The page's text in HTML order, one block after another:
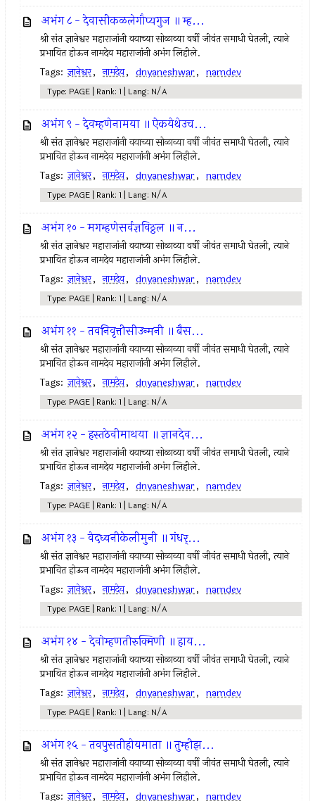
अभंग ८ - देवासीकळलेगौप्यगुज ॥ म्ह...
श्री संत ज्ञानेश्वर महाराजांनी वयाच्या सोळाव्या वर्षी जीवंत समाधी घेतली, त्याने
प्रभावित होऊन नामदेव महाराजांनी अभंग लिहीले.
Tags: ज्ञानेश्वर, नामदेव, dnyaneshwar, namdev
Type: PAGE | Rank: 1 | Lang: N/A
अभंग ९ - देवम्हणेनामया ॥ ऐकयेथेउच...
श्री संत ज्ञानेश्वर महाराजांनी वयाच्या सोळाव्या वर्षी जीवंत समाधी घेतली, त्याने
प्रभावित होऊन नामदेव महाराजांनी अभंग लिहीले.
Tags: ज्ञानेश्वर, नामदेव, dnyaneshwar, namdev
Type: PAGE | Rank: 1 | Lang: N/A
अभंग १० - मगम्हणेसर्वज्ञविठ्ठल ॥ न...
श्री संत ज्ञानेश्वर महाराजांनी वयाच्या सोळाव्या वर्षी जीवंत समाधी घेतली, त्याने
प्रभावित होऊन नामदेव महाराजांनी अभंग लिहीले.
Tags: ज्ञानेश्वर, नामदेव, dnyaneshwar, namdev
Type: PAGE | Rank: 1 | Lang: N/A
अभंग ११ - तवनिवृत्तीसीउन्मनी ॥ बैस...
श्री संत ज्ञानेश्वर महाराजांनी वयाच्या सोळाव्या वर्षी जीवंत समाधी घेतली, त्याने
प्रभावित होऊन नामदेव महाराजांनी अभंग लिहीले.
Tags: ज्ञानेश्वर, नामदेव, dnyaneshwar, namdev
Type: PAGE | Rank: 1 | Lang: N/A
अभंग १२ - हस्तठेवीमाथया ॥ ज्ञानदेव...
श्री संत ज्ञानेश्वर महाराजांनी वयाच्या सोळाव्या वर्षी जीवंत समाधी घेतली, त्याने
प्रभावित होऊन नामदेव महाराजांनी अभंग लिहीले.
Tags: ज्ञानेश्वर, नामदेव, dnyaneshwar, namdev
Type: PAGE | Rank: 1 | Lang: N/A
अभंग १३ - वेदध्वनीकेलीमुनी ॥ गंधर्...
श्री संत ज्ञानेश्वर महाराजांनी वयाच्या सोळाव्या वर्षी जीवंत समाधी घेतली, त्याने
प्रभावित होऊन नामदेव महाराजांनी अभंग लिहीले.
Tags: ज्ञानेश्वर, नामदेव, dnyaneshwar, namdev
Type: PAGE | Rank: 1 | Lang: N/A
अभंग १४ - देवोम्हणतीरुक्मिणी ॥ हाय...
श्री संत ज्ञानेश्वर महाराजांनी वयाच्या सोळाव्या वर्षी जीवंत समाधी घेतली, त्याने
प्रभावित होऊन नामदेव महाराजांनी अभंग लिहीले.
Tags: ज्ञानेश्वर, नामदेव, dnyaneshwar, namdev
Type: PAGE | Rank: 1 | Lang: N/A
अभंग १५ - तवपुसतीहोयमाता ॥ तुम्हीझ...
श्री संत ज्ञानेश्वर महाराजांनी वयाच्या सोळाव्या वर्षी जीवंत समाधी घेतली, त्याने
प्रभावित होऊन नामदेव महाराजांनी अभंग लिहीले.
Tags: ज्ञानेश्वर, नामदेव, dnyaneshwar, namdev